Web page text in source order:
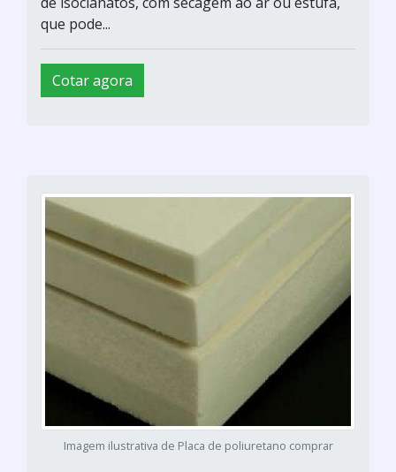
que pode...
Cotar agora
Imagem ilustrativa de Placa de poliuretano comprar